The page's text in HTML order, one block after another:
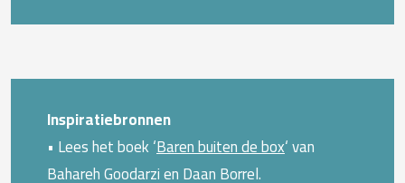
Inspiratiebronnen
• Lees het boek ‘Baren buiten de box‘ van
Bahareh Goodarzi en Daan Borrel.